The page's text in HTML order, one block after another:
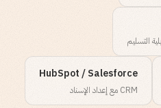
التسليم
HubSpot / Salesforce
CRM مع إعداد الإسناد